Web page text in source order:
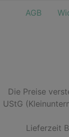
AGB
Die Preise
UStG
Lieferzeit